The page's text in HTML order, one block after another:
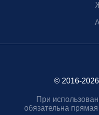
© 2016-
При
обязательна